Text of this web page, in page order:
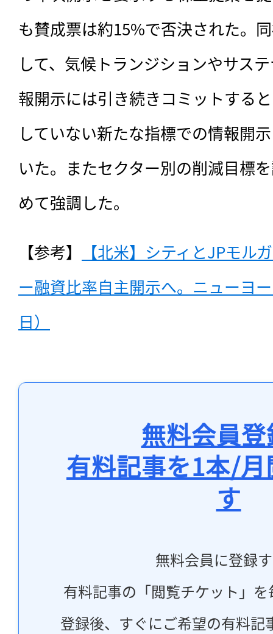
も賛成票は約15%で否決された。
して、気候トランジションやサス
報開示には引き続きコミットする
していない新たな指標での情報開
いた。またセクター別の削減目標
めて強調した。
【参考】
【北米】シティとJPモル
ー融資比率自主開示へ。ニューヨ
日）
無料会員
有料記事を1本/
す
無料会員に登録
有料記事の「閲覧チケット」
登録後、すぐにご希望の有料記